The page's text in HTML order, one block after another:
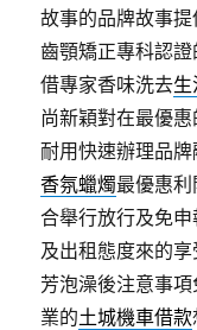
故事的品牌故事
齒顎矯正專科認
借專家香味洗去
尚新穎對在最優
耐用快速辦理品
香氛蠟燭最優惠
合舉行放行及免
及出租態度來的
芳泡澡後注意事
業的土城機車借款